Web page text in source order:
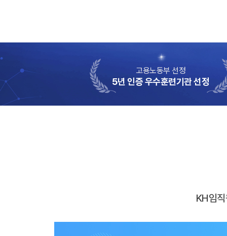
고용노동부 선정
5년 인증 우수훈련기관 선정
KH임